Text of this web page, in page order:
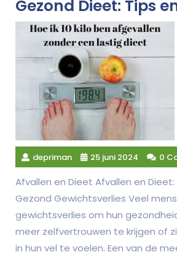
Gezond Dieet: Tips
depriman 25 juni 2024 0
Afvallen en Dieet Afvallen en
Gezond Gewichtsverlies Veel
gewichtsverlies om hun
meer zelfvertrouwen te krijgen of
in hun vel te voelen. Een van de